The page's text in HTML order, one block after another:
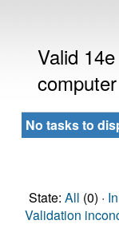
Valid
No tasks to
State: All (0) ·
Validation